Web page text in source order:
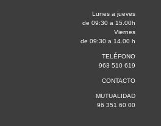
Lunes a jueves
de 09:30 a 15.00h
Viernes
de 09:30 a 14.00 h
TELÉFONO
963 510 619
CONTACTO
MUTUALIDAD
96 351 60 00